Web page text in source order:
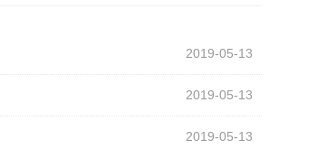
2019-05-13
2019-05-13
2019-05-13